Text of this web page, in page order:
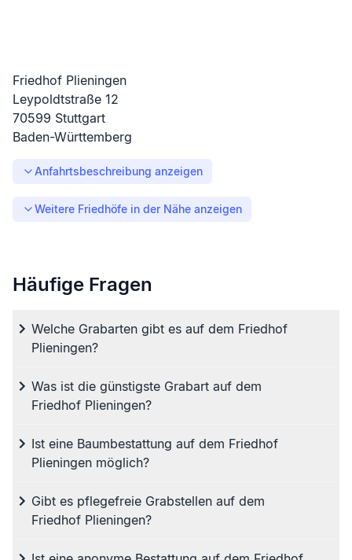
Friedhof Plieningen
Leypoldtstraße 12
70599 Stuttgart
Baden-Württemberg
Anfahrtsbeschreibung anzeigen
Weitere Friedhöfe in der Nähe anzeigen
Häufige Fragen
Welche Grabarten gibt es auf dem Friedhof
Plieningen?
Was ist die günstigste Grabart auf dem
Friedhof Plieningen?
Ist eine Baumbestattung auf dem Friedhof
Plieningen möglich?
Gibt es pflegefreie Grabstellen auf dem
Friedhof Plieningen?